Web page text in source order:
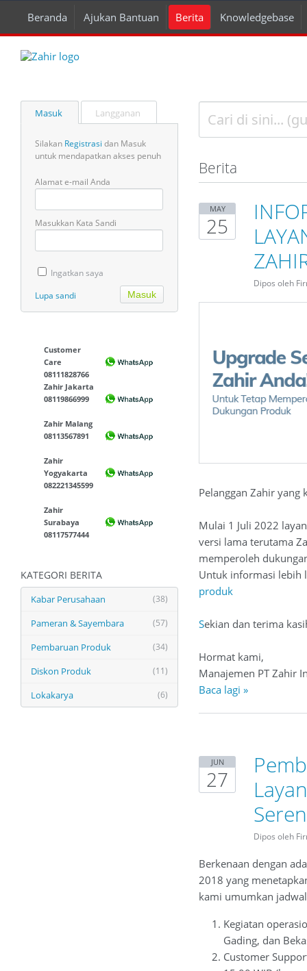
Beranda Ajukan Bantuan Berita Knowledgebase
Masuk Langganan
Silakan Registrasi dan Masuk
untuk mendapatkan akses penuh
Alamat e-mail Anda
Masukkan Kata Sandi
Ingatkan saya
Lupa sandi
Customer
Care
08111828766
Zahir Jakarta
08119866999
Zahir Malang
08113567891
Zahir
Yogyakarta
082221345599
Zahir
Surabaya
08117577444
KATEGORI BERITA
(38)
Kabar Perusahaan
(57)
Pameran & Sayembara
(34)
Pembaruan Produk
(11)
Diskon Produk
(6)
Lokakarya
Berita
MAY
25
Dipos oleh
Pelanggan Zahir yang
Mulai 1 Juli 2022
versi lama terutama
memperoleh
Untuk informasi
produk
Sekian dan terima
Hormat kami,
Manajemen PT Zahir
Baca lagi »
JUN
27
Dipos oleh
Berkenaan dengan
2018 yang
kami umumkan
Kegiatan
Gading, dan
Customer